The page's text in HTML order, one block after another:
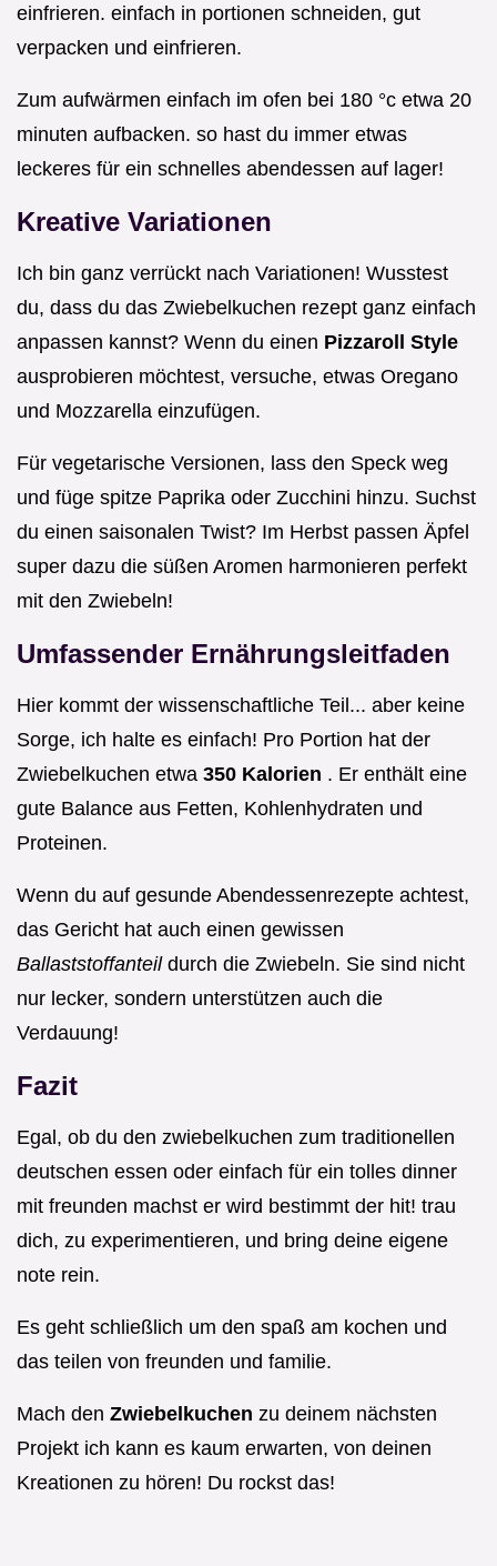
einfrieren. einfach in portionen schneiden, gut
verpacken und einfrieren.
Zum aufwärmen einfach im ofen bei 180 °c etwa 20
minuten aufbacken. so hast du immer etwas
leckeres für ein schnelles abendessen auf lager!
Kreative Variationen
Ich bin ganz verrückt nach Variationen! Wusstest
du, dass du das Zwiebelkuchen rezept ganz einfach
anpassen kannst? Wenn du einen Pizzaroll Style
ausprobieren möchtest, versuche, etwas Oregano
und Mozzarella einzufügen.
Für vegetarische Versionen, lass den Speck weg
und füge spitze Paprika oder Zucchini hinzu. Suchst
du einen saisonalen Twist? Im Herbst passen Äpfel
super dazu die süßen Aromen harmonieren perfekt
mit den Zwiebeln!
Umfassender Ernährungsleitfaden
Hier kommt der wissenschaftliche Teil... aber keine
Sorge, ich halte es einfach! Pro Portion hat der
Zwiebelkuchen etwa 350 Kalorien . Er enthält eine
gute Balance aus Fetten, Kohlenhydraten und
Proteinen.
Wenn du auf gesunde Abendessenrezepte achtest,
das Gericht hat auch einen gewissen
Ballaststoffanteil durch die Zwiebeln. Sie sind nicht
nur lecker, sondern unterstützen auch die
Verdauung!
Fazit
Egal, ob du den zwiebelkuchen zum traditionellen
deutschen essen oder einfach für ein tolles dinner
mit freunden machst er wird bestimmt der hit! trau
dich, zu experimentieren, und bring deine eigene
note rein.
Es geht schließlich um den spaß am kochen und
das teilen von freunden und familie.
Mach den Zwiebelkuchen zu deinem nächsten
Projekt ich kann es kaum erwarten, von deinen
Kreationen zu hören! Du rockst das!